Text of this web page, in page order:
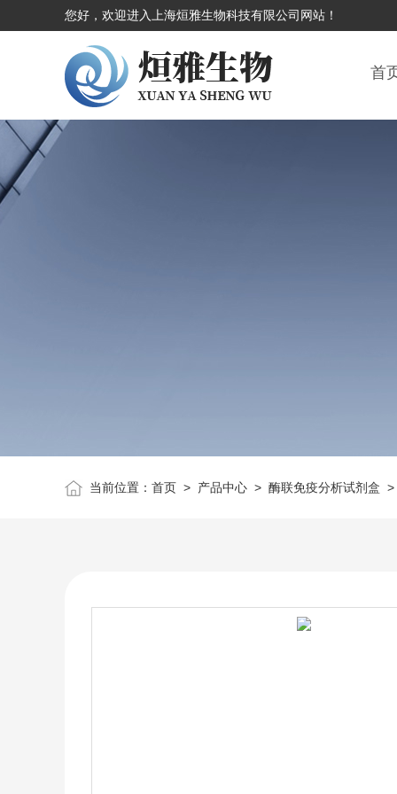
您好，欢迎进入上海烜雅生物科技有限公司网站！
首
当前位置： 首页> 产品中心> 酶联免疫分析试剂盒